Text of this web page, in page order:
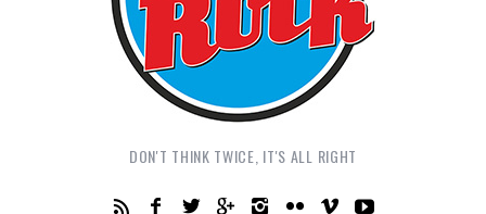
DON'T THINK TWICE, IT'S ALL RIGHT